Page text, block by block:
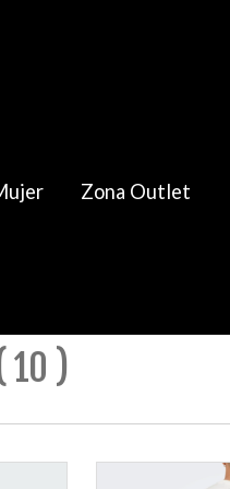
Zona Outlet
10 )